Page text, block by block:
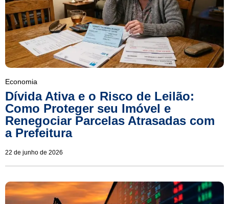
Economia
Dívida Ativa e o Risco de Leilão:
Como Proteger seu Imóvel e
Renegociar Parcelas Atrasadas com
a Prefeitura
22 de junho de 2026